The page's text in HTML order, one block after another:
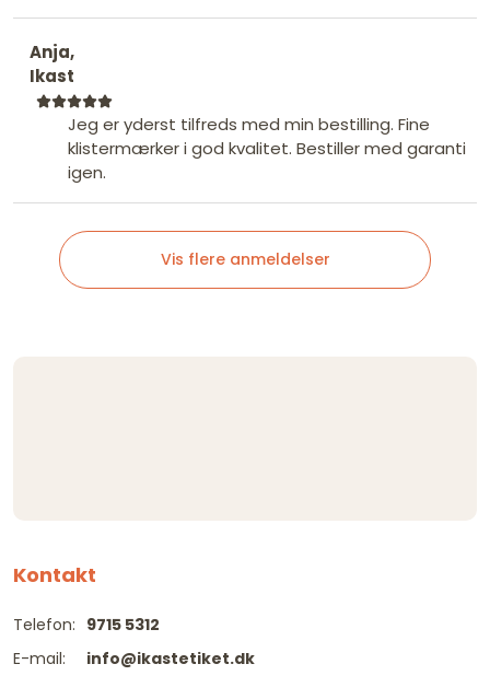
Anja,
Ikast
Jeg er yderst tilfreds med min bestilling. Fine
klistermærker i god kvalitet. Bestiller med garanti
igen.
Vis flere anmeldelser
Kontakt
Telefon:
E-mail:
9715 5312
info@ikastetiket.dk